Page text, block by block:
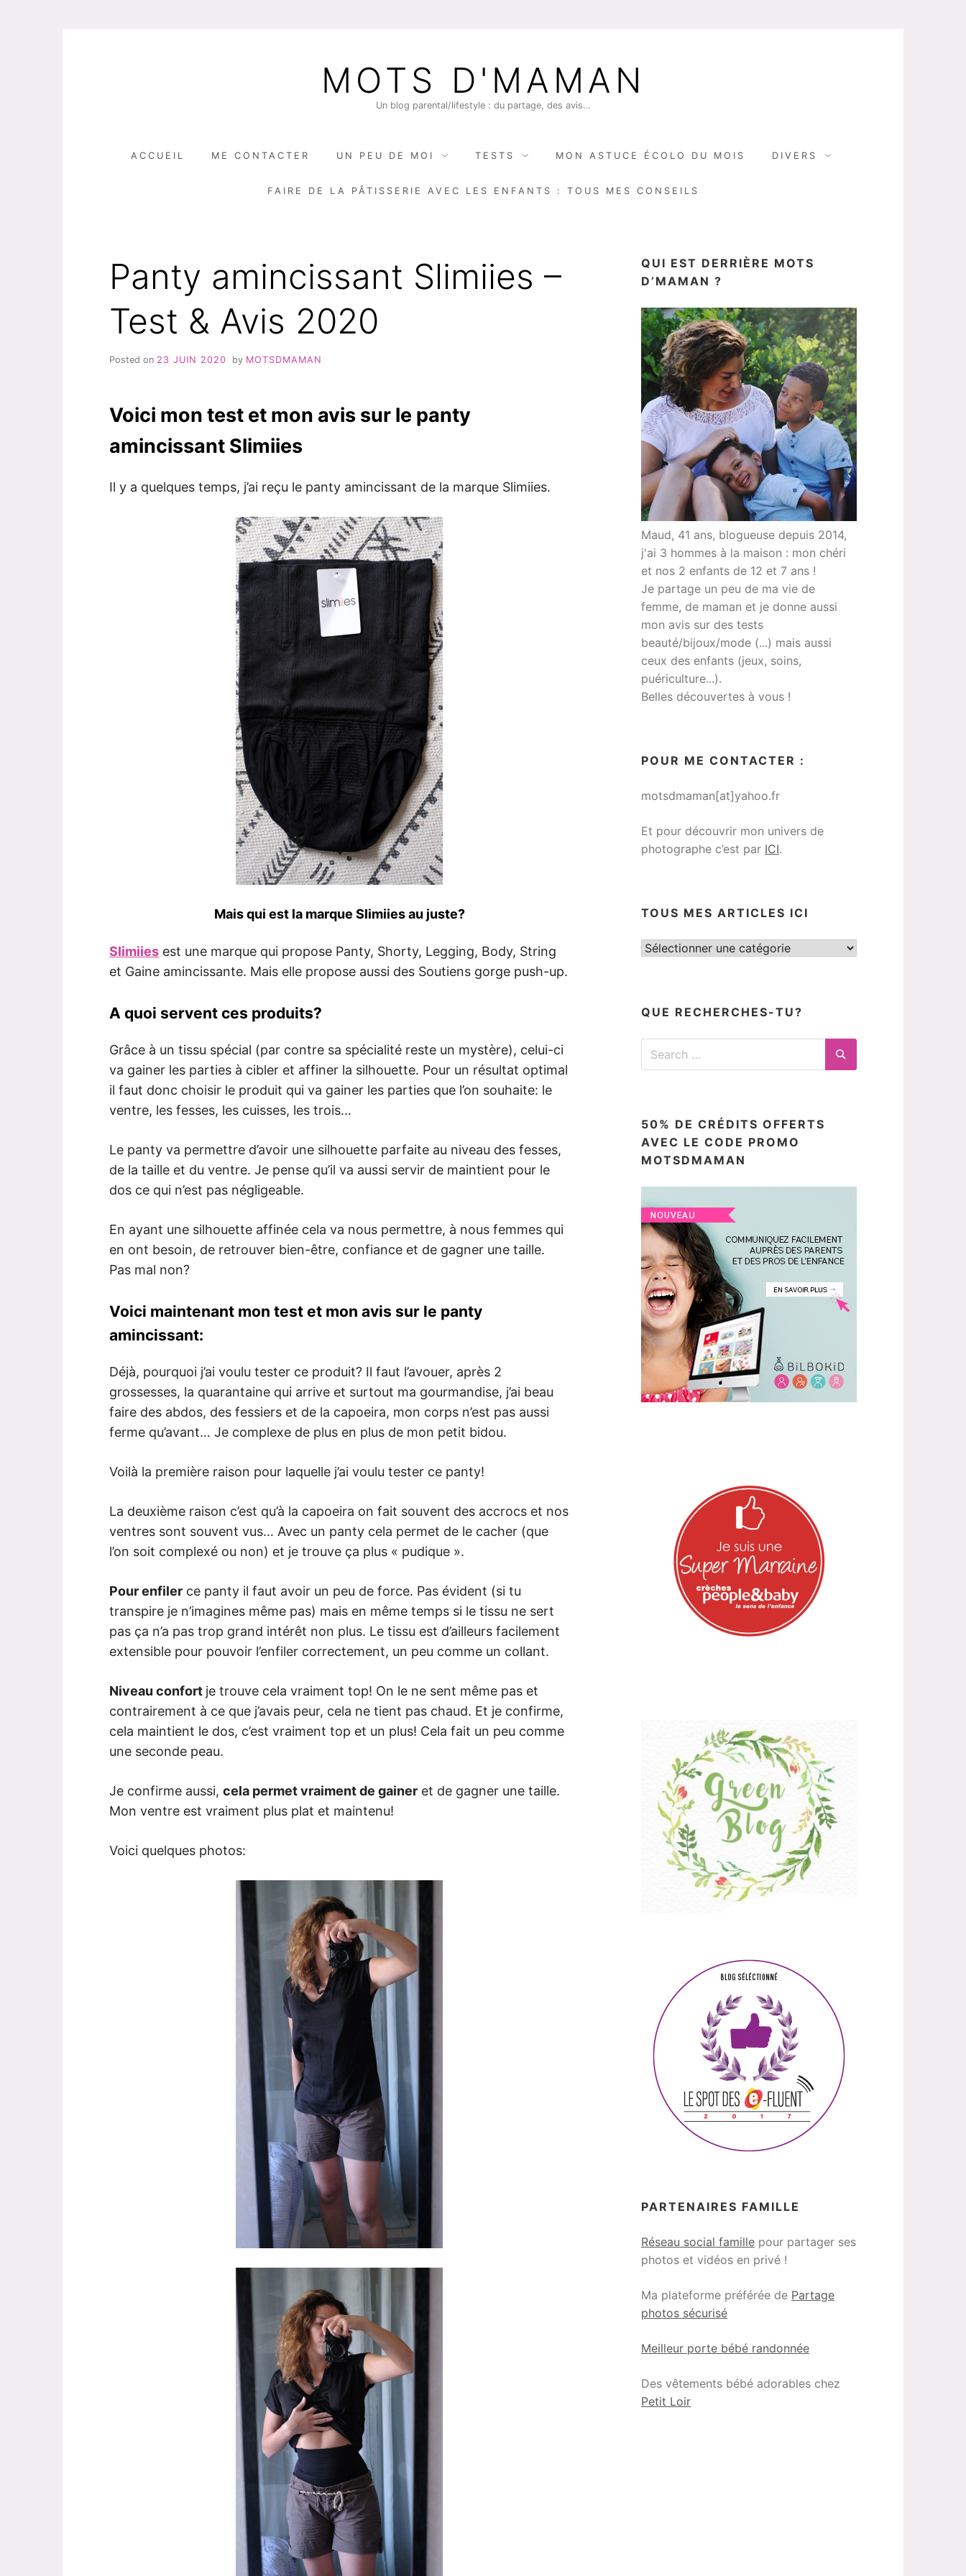
MOTS D'MAMAN
Un blog parental/lifestyle : du partage, des avis…
ACCUEIL ME CONTACTER UN PEU DE MOI TESTS MON ASTUCE ÉCOLO DU MOIS DIVERS
FAIRE DE LA PÂTISSERIE AVEC LES ENFANTS : TOUS MES CONSEILS
Panty amincissant Slimiies –
Test & Avis 2020
Posted on 23 JUIN 2020 by MOTSDMAMAN
Voici mon test et mon avis sur le panty
amincissant Slimiies
Il y a quelques temps, j’ai reçu le panty amincissant de la marque Slimiies.
Mais qui est la marque Slimiies au juste?
Slimiies est une marque qui propose Panty, Shorty, Legging, Body, String
et Gaine amincissante. Mais elle propose aussi des Soutiens gorge push-up.
A quoi servent ces produits?
Grâce à un tissu spécial (par contre sa spécialité reste un mystère), celui-ci
va gainer les parties à cibler et affiner la silhouette. Pour un résultat optimal
il faut donc choisir le produit qui va gainer les parties que l’on souhaite: le
ventre, les fesses, les cuisses, les trois…
Le panty va permettre d’avoir une silhouette parfaite au niveau des fesses,
de la taille et du ventre. Je pense qu’il va aussi servir de maintient pour le
dos ce qui n’est pas négligeable.
En ayant une silhouette affinée cela va nous permettre, à nous femmes qui
en ont besoin, de retrouver bien-être, confiance et de gagner une taille.
Pas mal non?
Voici maintenant mon test et mon avis sur le panty
amincissant:
Déjà, pourquoi j’ai voulu tester ce produit? Il faut l’avouer, après 2
grossesses, la quarantaine qui arrive et surtout ma gourmandise, j’ai beau
faire des abdos, des fessiers et de la capoeira, mon corps n’est pas aussi
ferme qu’avant… Je complexe de plus en plus de mon petit bidou.
Voilà la première raison pour laquelle j’ai voulu tester ce panty!
La deuxième raison c’est qu’à la capoeira on fait souvent des accrocs et nos
ventres sont souvent vus… Avec un panty cela permet de le cacher (que
l’on soit complexé ou non) et je trouve ça plus « pudique ».
Pour enfiler ce panty il faut avoir un peu de force. Pas évident (si tu
transpire je n’imagines même pas) mais en même temps si le tissu ne sert
pas ça n’a pas trop grand intérêt non plus. Le tissu est d’ailleurs facilement
extensible pour pouvoir l’enfiler correctement, un peu comme un collant.
Niveau confort je trouve cela vraiment top! On le ne sent même pas et
contrairement à ce que j’avais peur, cela ne tient pas chaud. Et je confirme,
cela maintient le dos, c’est vraiment top et un plus! Cela fait un peu comme
une seconde peau.
Je confirme aussi, cela permet vraiment de gainer et de gagner une taille.
Mon ventre est vraiment plus plat et maintenu!
Voici quelques photos:
QUI EST DERRIÈRE MOTS
D’MAMAN ?
Maud, 41 ans, blogueuse depuis 2014,
j'ai 3 hommes à la maison : mon chéri
et nos 2 enfants de 12 et 7 ans !
Je partage un peu de ma vie de
femme, de maman et je donne aussi
mon avis sur des tests
beauté/bijoux/mode (...) mais aussi
ceux des enfants (jeux, soins,
puériculture...).
Belles découvertes à vous !
POUR ME CONTACTER :
motsdmaman[at]yahoo.fr
Et pour découvrir mon univers de
photographe c’est par ICI.
TOUS MES ARTICLES ICI
Tous
QUE RECHERCHES-TU?
Search
Search
50% DE CRÉDITS OFFERTS
AVEC LE CODE PROMO
MOTSDMAMAN
PARTENAIRES FAMILLE
Réseau social famille pour partager ses
photos et vidéos en privé !
Ma plateforme préférée de Partage
photos sécurisé
Meilleur porte bébé randonnée
Des vêtements bébé adorables chez
Petit Loir